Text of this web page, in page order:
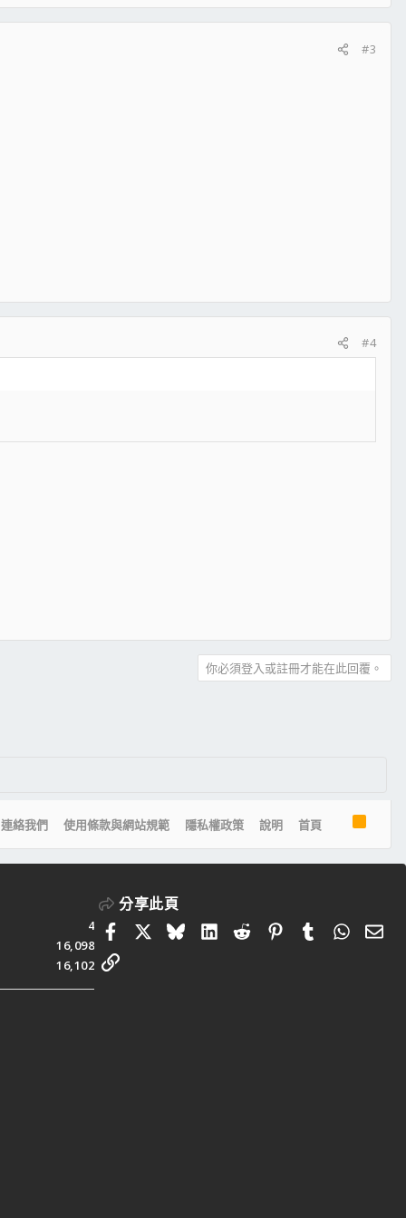
#3
#4
你必須登入或註冊才能在此回覆。
連絡我們 使用條款與網站規範 隱私權政策 說明 首頁
R
S
4
16,098
16,102
分享此頁
FacebookBlueskyLinkedIn
RedditPinterestTumblr 電
連結